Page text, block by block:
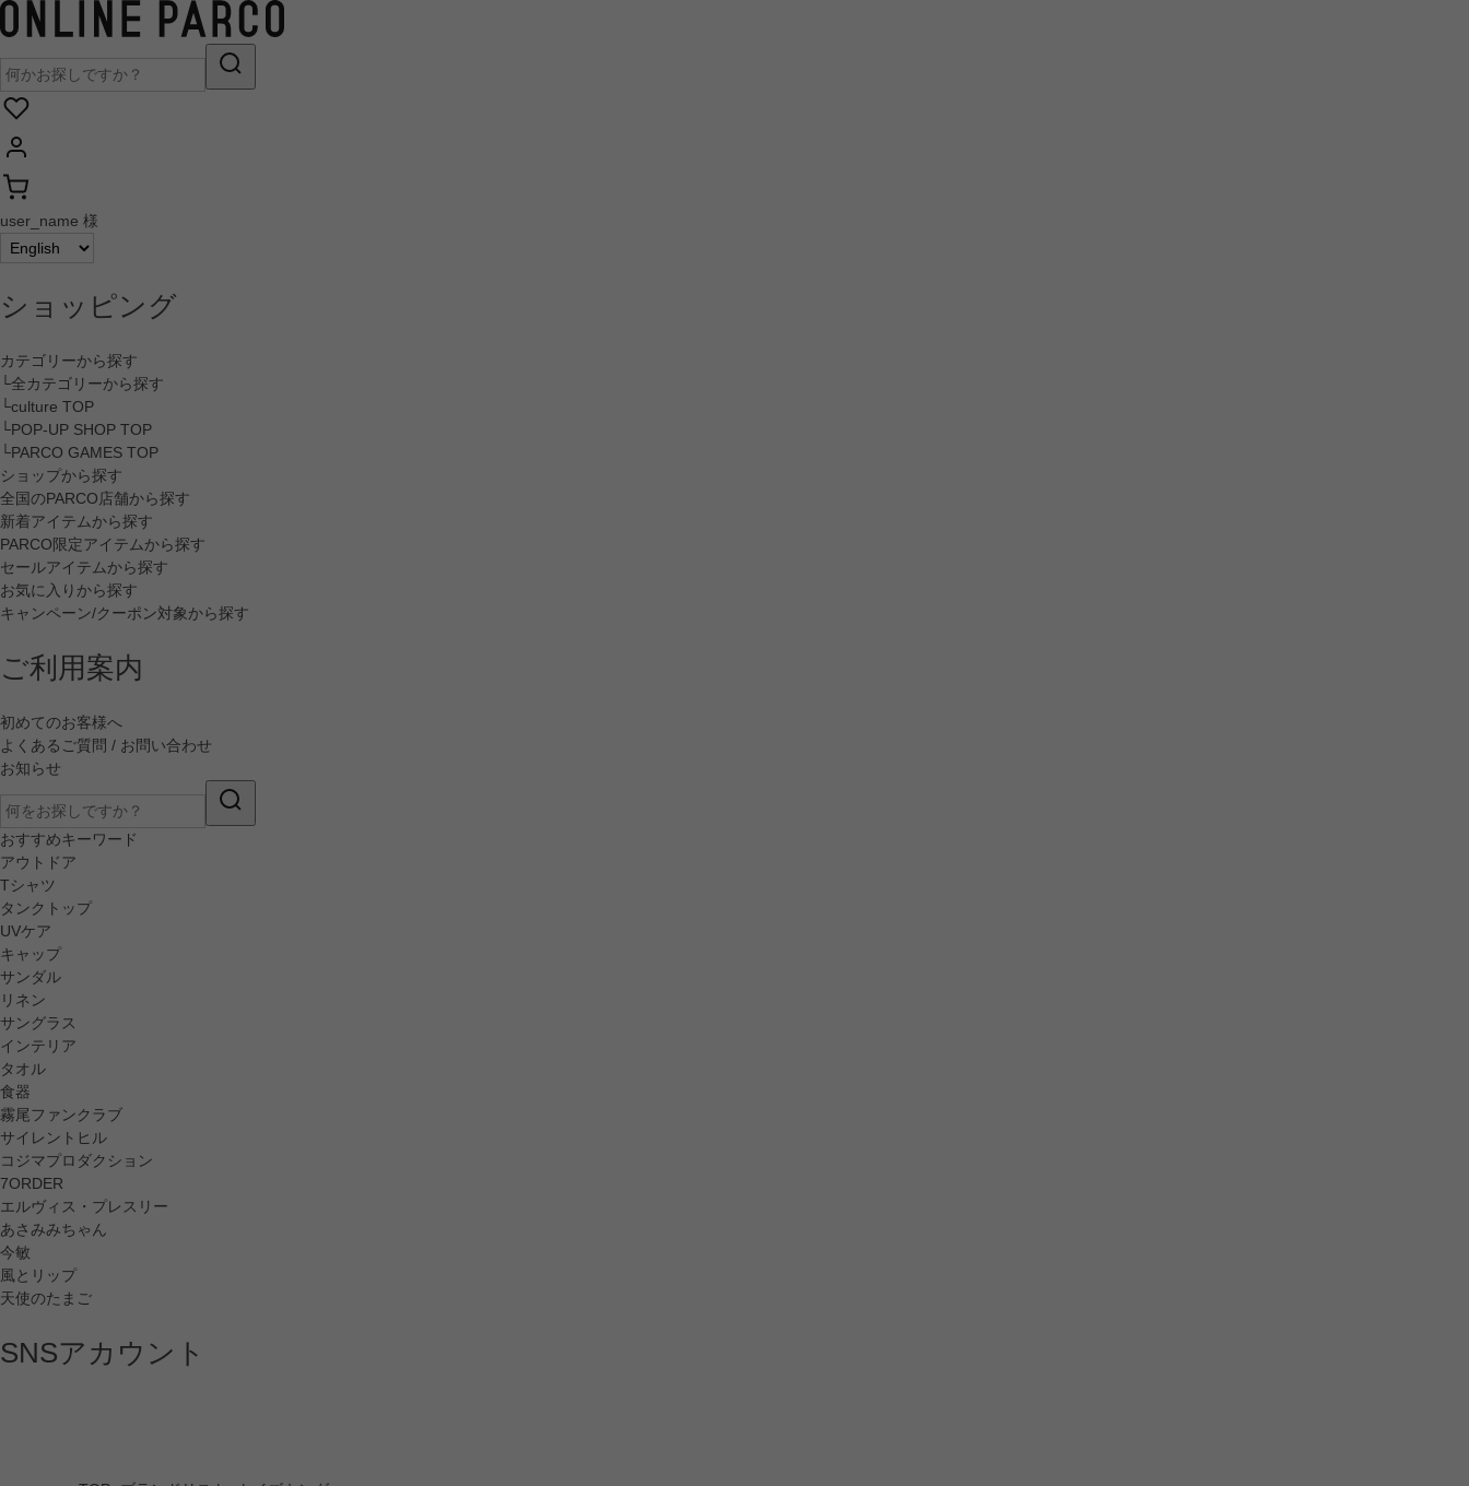
user_name 様
ショッピング
カテゴリーから探す
└全カテゴリーから探す
└culture TOP
└POP-UP SHOP TOP
└PARCO GAMES TOP
ショップから探す
全国のPARCO店舗から探す
新着アイテムから探す
PARCO限定アイテムから探す
セールアイテムから探す
お気に入りから探す
キャンペーン/クーポン対象から探す
ご利用案内
初めてのお客様へ
よくあるご質問 / お問い合わせ
お知らせ
おすすめキーワード
アウトドア
Tシャツ
タンクトップ
UVケア
キャップ
サンダル
リネン
サングラス
インテリア
タオル
食器
霧尾ファンクラブ
サイレントヒル
コジマプロダクション
7ORDER
エルヴィス・プレスリー
あさみみちゃん
今敏
風とリップ
天使のたまご
SNSアカウント